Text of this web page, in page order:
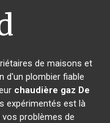
de maisons et
d'un plombier fiable
chaudière gaz De
expérimentés est là
problèmes de